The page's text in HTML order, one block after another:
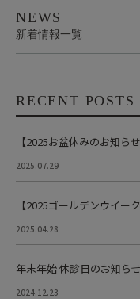
NEWS
新着情報一覧
RECENT POSTS
【2025お盆休みのお知らせ
2025.07.29
【2025ゴールデンウイー
2025.04.28
年末年始 休診日のお知らせ
2024.12.23